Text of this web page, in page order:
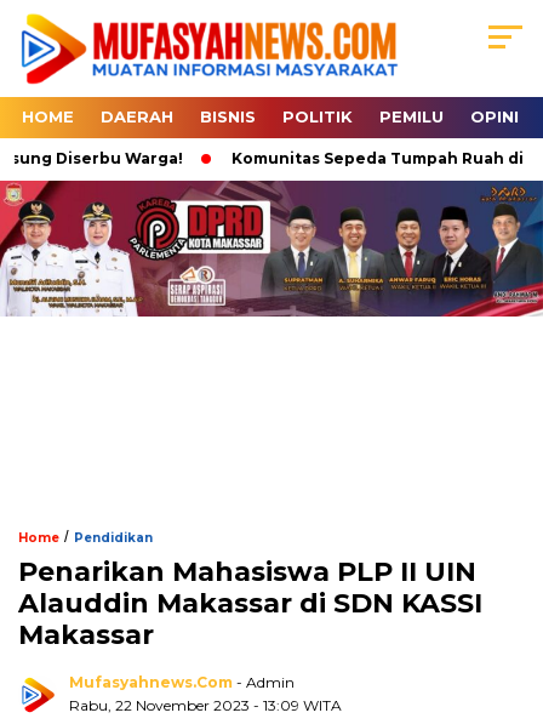
HOME DAERAH BISNIS POLITIK PEMILU OPINI
Diserbu Warga! Komunitas Sepeda Tumpah Ruah di
Home / Pendidikan
Penarikan Mahasiswa PLP II UIN
Alauddin Makassar di SDN KASSI
Makassar
Mufasyahnews.com - Admin
Rabu, 22 November 2023 - 13:09 WITA